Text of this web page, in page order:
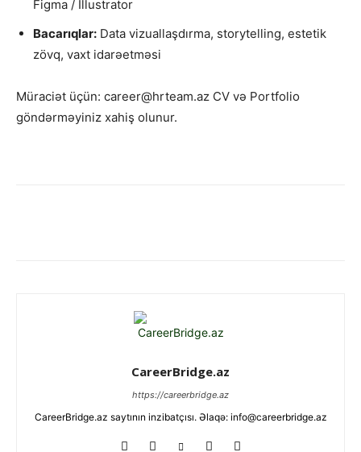
Figma / Illustrator
Bacarıqlar: Data vizuallaşdırma, storytelling, estetik
zövq, vaxt idarəetməsi
Müraciət üçün: career@hrteam.az CV və Portfolio
göndərməyiniz xahiş olunur.
CareerBridge.az
https://careerbridge.az
CareerBridge.az saytının inzibatçısı. Əlaqə: info@careerbridge.az